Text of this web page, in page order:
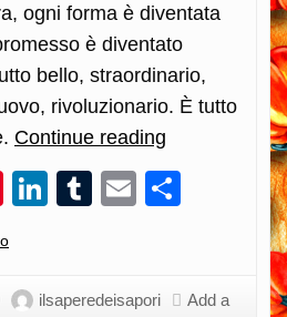
ogni forma è diventata
è diventato
bello, straordinario,
rivoluzionario. È tutto
Continue reading
una
gastronomia
(impegnata)
…
Pinterest
LinkedIn
Tumblr
Email
ilsaperedeisapori
Add a